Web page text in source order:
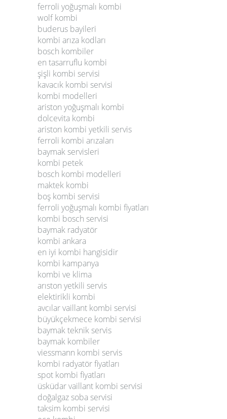
ferroli yoğuşmalı kombi
wolf kombi
buderus bayileri
kombi arıza kodları
bosch kombiler
en tasarruflu kombi
şişli kombi servisi
kavacık kombi servisi
kombi modelleri
ariston yoğuşmalı kombi
dolcevita kombi
ariston kombi yetkili servis
ferroli kombi arızaları
baymak servisleri
kombi petek
bosch kombi modelleri
maktek kombi
boş kombi servisi
ferroli yoğuşmalı kombi fiyatları
kombi bosch servisi
baymak radyatör
kombi ankara
en iyi kombi hangisidir
kombi kampanya
kombi ve klima
arıston yetkili servis
elektirikli kombi
avcılar vaillant kombi servisi
büyükçekmece kombi servisi
baymak teknik servis
baymak kombiler
viessmann kombi servis
kombi radyatör fiyatları
spot kombi fiyatları
üsküdar vaillant kombi servisi
doğalgaz soba servisi
taksim kombi servisi